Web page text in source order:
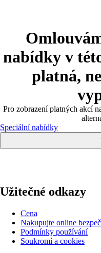
nabídky v
platná,
Pro zobrazení platných akcí
Speciální nabídky
Užitečné odkazy
Cena
Nakupujte online
Podmínky používání
Soukromí a cookies